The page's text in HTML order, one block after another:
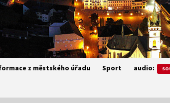
z městského úřadu Sport audio: